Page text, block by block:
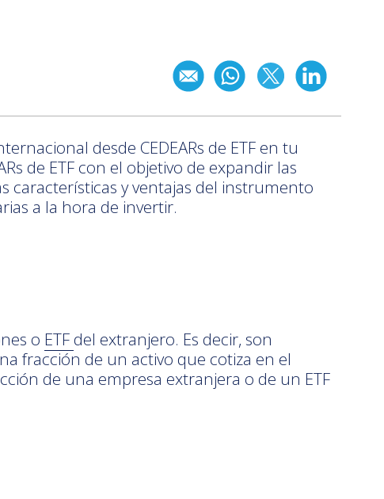
desde CEDEARs de ETF en tu
de ETF con el objetivo de expandir las
características y ventajas del instrumento
a la hora de invertir.
o ETF del extranjero. Es decir, son
fracción de un activo que cotiza en el
de una empresa extranjera o de un ETF